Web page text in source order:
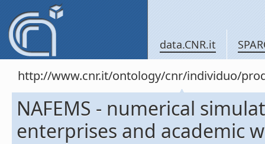
data.CNR.it
http://www.cnr.it/ontology/cnr/individuo/
NAFEMS - numerical
enterprises and academic